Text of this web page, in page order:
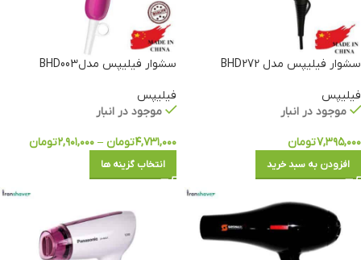
سشوار فیلیپس مدل BHD272
فیلیپس
موجود در انبار
۷,۳۹۵,۰۰۰تومان
افزودن به سبد خرید
سشوار فیلیپس مدلBHD003
فیلیپس
موجود در انبار
۴,۷۳۱,۰۰۰تومان – ۲,۹۰۱,۰۰۰تومان
انتخاب گزینه ها